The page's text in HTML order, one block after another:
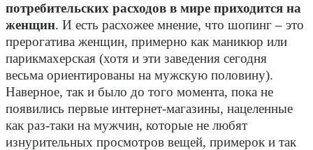
потребительских расходов в мире приходится на
женщин. И есть расхожее мнение, что шопинг – это
прерогатива женщин, примерно как маникюр или
парикмахерская (хотя и эти заведения сегодня
весьма ориентированы на мужскую половину).
Наверное, так и было до того момента, пока не
появились первые интернет-магазины, нацеленные
как раз-таки на мужчин, которые не любят
изнурительных просмотров вещей, примерок и так